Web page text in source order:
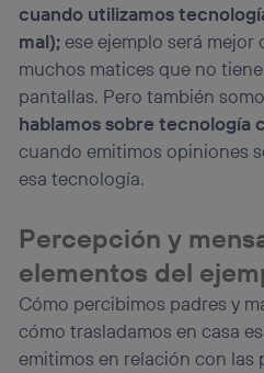
cuando utilizamos
mal);ese ejemplo será
muchos matices que no
pantallas. Pero también
hablamos sobre tecnología
cuando emitimos opiniones
esa tecnología.
Percepción y
elementos del
Cómo percibimos padres y
cómo trasladamos en casa
emitimos en relación con las